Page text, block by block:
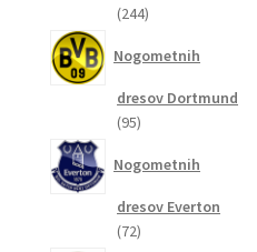
244244
Nogometnih
dresov Dortmund
9595
Nogometnih
dresov Everton
7272